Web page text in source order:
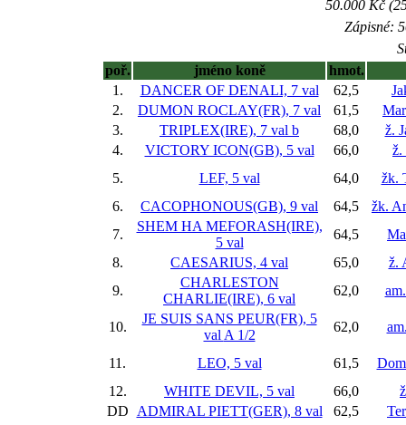
50.000 Kč
Zápisné:
poř.
jméno koně
hmot.
1.
DANCER OF DENALI, 7 val 62,5
2.
DUMON ROCLAY(FR), 7 val 61,5
3.
TRIPLEX(IRE), 7 val b 68,0
ž.
4.
VICTORY ICON(GB), 5 val 66,0
ž.
5.
LEF, 5 val 64,0
žk.
6.
CACOPHONOUS(GB), 9 val 64,5
žk.
7.
SHEM HA MEFORASH(IRE),
5 val
64,5
8.
CAESARIUS, 4 val 65,0
ž.
9.
CHARLESTON
CHARLIE(IRE), 6 val
62,0
10.
JE SUIS SANS PEUR(FR), 5
val A 1/2
62,0
11. LEO, 5 val 61,5
12.
WHITE DEVIL, 5 val 66,0
DD
ADMIRAL PIETT(GER), 8 val 62,5